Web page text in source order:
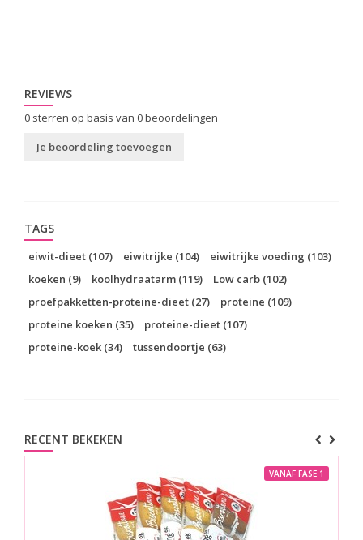
REVIEWS
0 sterren op basis van 0beoordelingen
Je beoordeling toevoegen
TAGS
eiwit-dieet (107) eiwitrijke (104) eiwitrijke voeding (103)
koeken (9) koolhydraatarm (119) Low carb (102)
proefpakketten-proteine-dieet (27) proteine (109)
proteine koeken (35) proteine-dieet (107)
proteine-koek (34) tussendoortje (63)
RECENT BEKEKEN
VANAF FASE 1